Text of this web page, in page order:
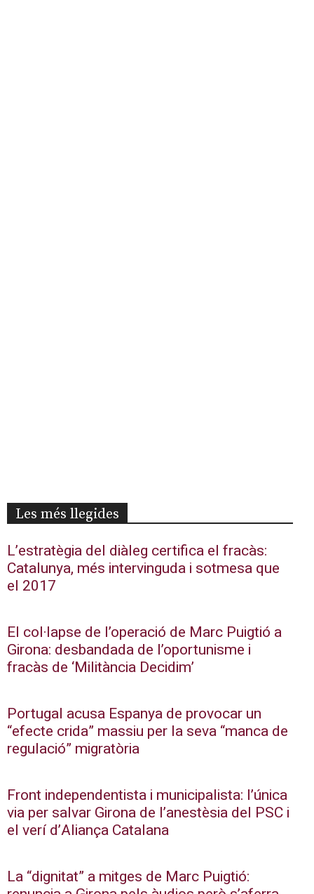
Les més llegides
L’estratègia del diàleg certifica el fracàs:
Catalunya, més intervinguda i sotmesa que
el 2017
El col·lapse de l’operació de Marc Puigtió a
Girona: desbandada de l’oportunisme i
fracàs de ‘Militància Decidim’
Portugal acusa Espanya de provocar un
“efecte crida” massiu per la seva “manca de
regulació” migratòria
Front independentista i municipalista: l’única
via per salvar Girona de l’anestèsia del PSC i
el verí d’Aliança Catalana
La “dignitat” a mitges de Marc Puigtió: